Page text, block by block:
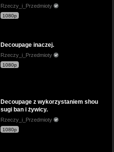
Rzeczy_i_Przedmioty
1080p
Decoupage inaczej.
Rzeczy_i_Przedmioty
1080p
Decoupage z wykorzystaniem shou
sugi ban i żywicy.
Rzeczy_i_Przedmioty
1080p